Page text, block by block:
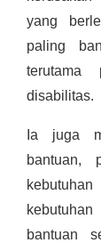
yang
paling
terutama
disabilitas.
Ia juga
bantuan,
bantuan